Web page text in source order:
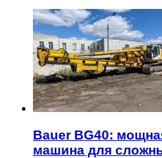
Bauer BG40:
машина для